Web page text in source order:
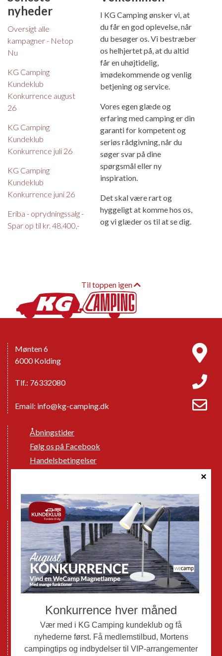
nyheder
Oversigt alle
kampagner - Netop
Nu
KG Camping
Kundeklub
Konkurrence august
26
KG Camping
Kundeklub
Konkurrence juli 26
KG Camping
Kundeklub
Konkurrence juni 26
Eriba - oprydningssalg -
Spar op til kr. 48.400,-
I KG Camping ønsker vi, at
du får en god oplevelse, når
du besøger os. Vi bestræber
os helhjertet på, at du altid
får en uhøjtidelig,
imødekommende og venlig
betjening og service.
Vores egen glæde og
erfaring med camping er din
garanti for kompetent og
seriøs rådgivning, når du
søger svar på dine
spørgsmål eller ny
inspiration.
Det skal være rart og
hyggeligt at komme hos os,
og vi glæder os til at se dig.
Til toppen igen
Mønten 6
6000 Kolding
Tlf.: 76332080
Email: info@kg-camping.dk
Åbningstider
Følg os på Facebook
Handelsbetingelser
GPDR - Optagelse af foto og video
Nye Campingvogne
Nye Autocampere og Vans
Brugte Campingvogne
Brugte Autocampere og Vans
Webshop
Mortens Campingtips
KG Camping Kundeklub
Nyheder
Adria